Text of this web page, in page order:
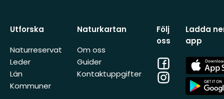
Utforska
Naturreservat
Leder
Län
Kommuner
Naturkartan
Om oss
Guider
Kontaktuppgifter
Följ
oss
Facebook
Instagram
Ladda
app
App
Store
App
Store